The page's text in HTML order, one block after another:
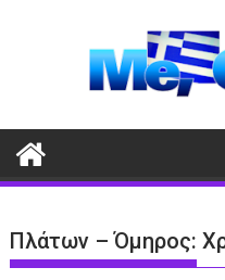
Πλάτων – Όμηρος: